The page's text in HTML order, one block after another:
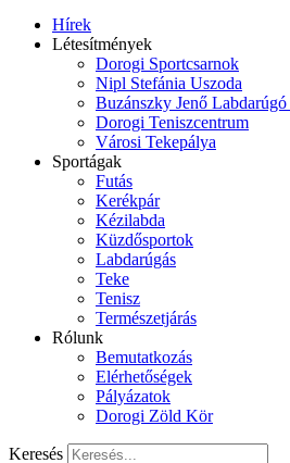
Hírek
Létesítmények
Dorogi Sportcsarnok
Nipl Stefánia Uszoda
Buzánszky Jenő Labdarúgó
Dorogi Teniszcentrum
Városi Tekepálya
Sportágak
Futás
Kerékpár
Kézilabda
Küzdősportok
Labdarúgás
Teke
Tenisz
Természetjárás
Rólunk
Bemutatkozás
Elérhetőségek
Pályázatok
Dorogi Zöld Kör
Keresés